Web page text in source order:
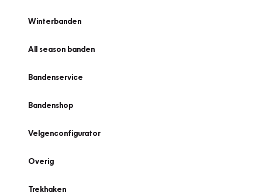
Winterbanden
All season banden
Bandenservice
Bandenshop
Velgenconfigurator
Overig
Trekhaken